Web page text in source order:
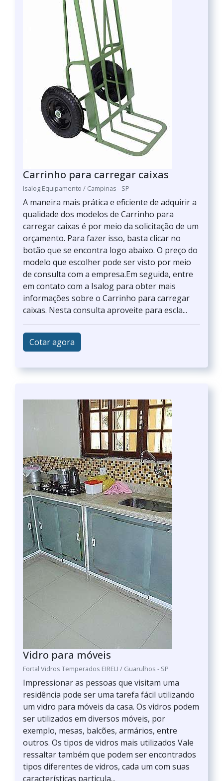
Carrinho para carregar caixas
Isalog Equipamento / Campinas - SP
A maneira mais prática e eficiente de adquirir a
qualidade dos modelos de Carrinho para
carregar caixas é por meio da solicitação de um
orçamento. Para fazer isso, basta clicar no
botão que se encontra logo abaixo. O preço do
modelo que escolher pode ser visto por meio
de consulta com a empresa.Em seguida, entre
em contato com a Isalog para obter mais
informações sobre o Carrinho para carregar
caixas. Nesta consulta aproveite para escla...
Cotar agora
Vidro para móveis
Fortal Vidros Temperados EIRELI / Guarulhos - SP
Impressionar as pessoas que visitam uma
residência pode ser uma tarefa fácil utilizando
um vidro para móveis da casa. Os vidros podem
ser utilizados em diversos móveis, por
exemplo, mesas, balcões, armários, entre
outros. Os tipos de vidros mais utilizados Vale
ressaltar também que podem ser encontrados
tipos diferentes de vidros, cada um com suas
características particula...